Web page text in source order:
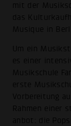
mit der
das
Musique in
Um ein
es einer
Musikschule
erste
Vorbereitung
Rahmen einer
anbot: die